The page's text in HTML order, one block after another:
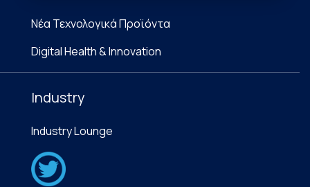
Νέα Τεχνολογικά Προϊόντα
Digital Health & Innovation
Industry
Industry Lounge